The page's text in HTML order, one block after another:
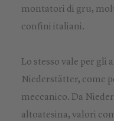
montatori di gru,
confini italiani.
Lo stesso vale per gli
Niederstätter, come
meccanico. Da
altoatesina, valori